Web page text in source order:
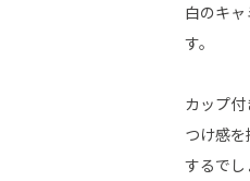
白のキ
す。
カップ
つけ感
するでし